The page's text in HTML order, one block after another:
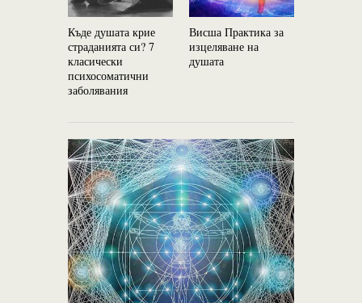
Къде душата крие
страданията си? 7
класически
психосоматични
заболявания
Висша Практика за
изцеляване на
душата